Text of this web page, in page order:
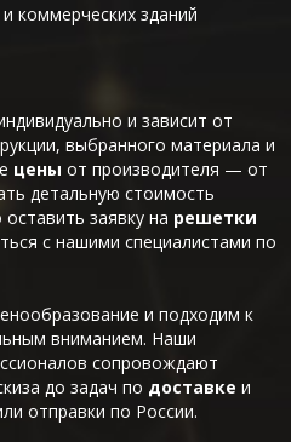
коммерческих зданий
и зависит от
выбранного материала и
цены от производителя — от
детальную стоимость
заявку на решетки
с нашими специалистами по
и подходим к
вниманием. Наши
сопровождают
до задач по доставке и
отправки по России.